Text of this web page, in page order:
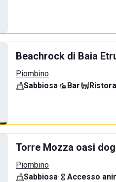
Beachrock di Baia
Piombino
Sabbiosa· Bar·
Torre Mozza oasi dog
Piombino
Sabbiosa· Accesso